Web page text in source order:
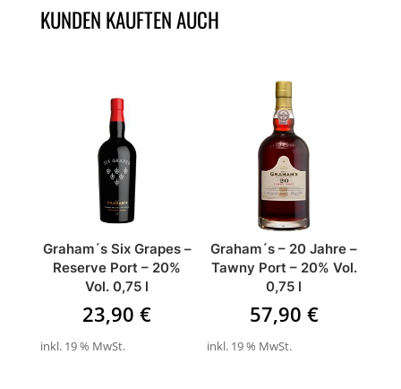
KUNDEN KAUFTEN AUCH
Graham´s Six Grapes –
Reserve Port – 20%
Vol. 0,75 l
23,90€
inkl. 19 % MwSt.
Graham´s – 20 Jahre –
Tawny Port – 20% Vol.
0,75 l
57,90 €
inkl. 19 % MwSt.